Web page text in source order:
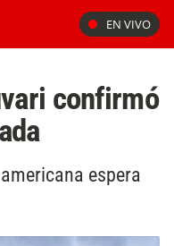
EN VIVO
confirmó
espera